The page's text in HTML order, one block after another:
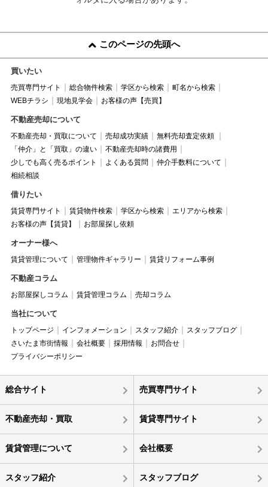
このページの先頭へ
買いたい
売買専門サイト 総合物件検索 学区から検索
町名から検索
WEBチラシ
現地見学会 お客様の声【売買】
不動産売却について
不動産売却・買取について 売却成功実績
無料売却査定依頼
「仲介」と「買取」の違い
不動産売却時の諸費用
少しでも高く売るポイント
よくある質問
仲介手数料について
相続相談
借りたい
賃貸専門サイト 賃貸物件検索 学区から検索
エリアから検索
お客様の声【賃貸】
お部屋探し依頼
オーナー様へ
賃貸管理について 管理物件ギャラリー 賃貸リフォーム事例
不動産コラム
お部屋探しコラム 賃貸管理コラム 売却コラム
当社について
トップページ インフォメーション スタッフ紹介
スタッフブログ
さいたま市街情報
会社概要 採用情報
お問合せ
プライバシーポリシー
総合サイト 売買専門サイト
不動産売却・買取 賃貸専門サイト
賃貸管理について 会社概要
スタッフ紹介 スタッフブログ